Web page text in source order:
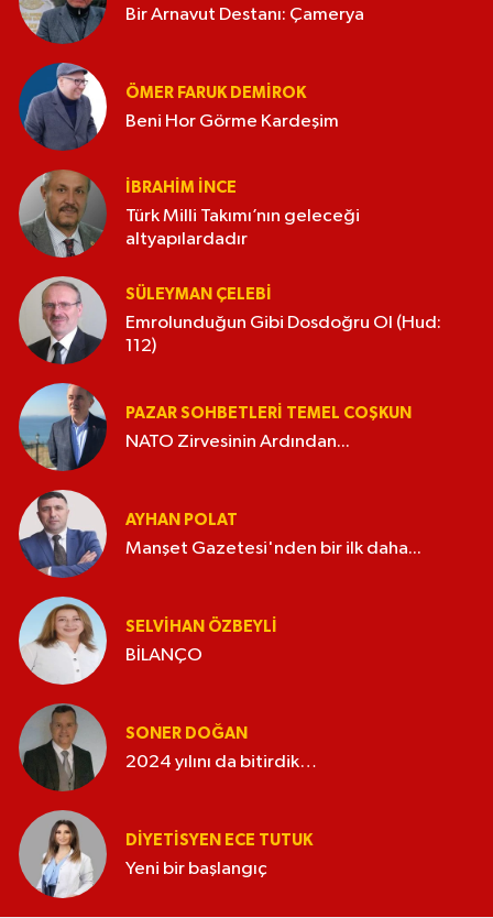
Bir Arnavut Destanı: Çamerya
ÖMER FARUK DEMIROK
Beni Hor Görme Kardeşim
İBRAHIM İNCE
Türk Milli Takımı’nın geleceği
altyapılardadır
SÜLEYMAN ÇELEBI
Emrolunduğun Gibi Dosdoğru Ol (Hud:
112)
PAZAR SOHBETLERI TEMEL COŞKUN
NATO Zirvesinin Ardından...
AYHAN POLAT
Manşet Gazetesi'nden bir ilk daha...
SELVIHAN ÖZBEYLI
BİLANÇO
SONER DOĞAN
2024 yılını da bitirdik…
DIYETISYEN ECE TUTUK
Yeni bir başlangıç